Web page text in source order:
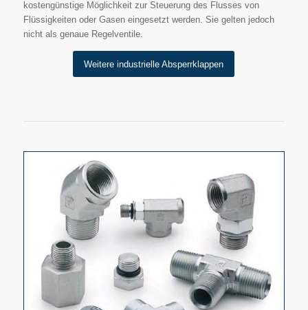
kostengünstige Möglichkeit zur Steuerung des Flusses von
Flüssigkeiten oder Gasen eingesetzt werden. Sie gelten jedoch
nicht als genaue Regelventile.
Weitere industrielle Absperrklappen